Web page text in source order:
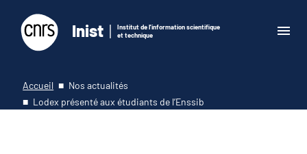
Inist
Institut de l'information scientifique
et technique
Accueil
Nos actualités
Lodex présenté aux étudiants de l’Enssib